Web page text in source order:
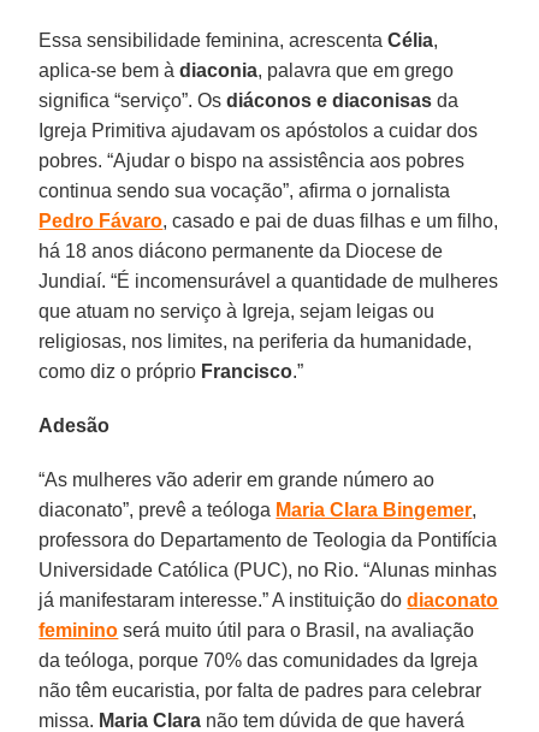
Essa sensibilidade feminina, acrescentaCélia,
aplica-se bem àdiaconia, palavra que em grego
significa “serviço”. Osdiáconos e diaconisas da
Igreja Primitiva ajudavam os apóstolos a cuidar dos
pobres. “Ajudar o bispo na assistência aos pobres
continua sendo sua vocação”, afirma o jornalista
Pedro Fávaro, casado e pai de duas filhas e um filho,
há 18 anos diácono permanente da Diocese de
Jundiaí. “É incomensurável a quantidade de mulheres
que atuam no serviço à Igreja, sejam leigas ou
religiosas, nos limites, na periferia da humanidade,
como diz o próprio Francisco.”
Adesão
“As mulheres vão aderir em grande número ao
diaconato”, prevê a teóloga Maria Clara Bingemer,
professora do Departamento de Teologia da Pontifícia
Universidade Católica (PUC), no Rio. “Alunas minhas
já manifestaram interesse.” A instituição dodiaconato
feminino será muito útil para o Brasil, na avaliação
da teóloga, porque 70% das comunidades da Igreja
não têm eucaristia, por falta de padres para celebrar
missa. Maria Clara não tem dúvida de que haverá